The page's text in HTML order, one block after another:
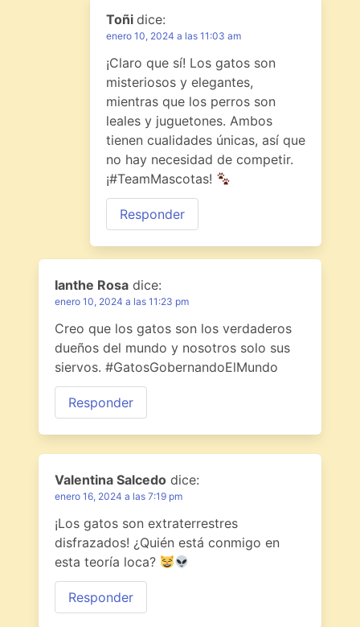
Toñi dice:
enero 10, 2024 a las 11:03 am
¡Claro que sí! Los gatos son
misteriosos y elegantes,
mientras que los perros son
leales y juguetones. Ambos
tienen cualidades únicas, así que
no hay necesidad de competir.
¡#TeamMascotas!
Responder
Ianthe Rosa dice:
enero 10, 2024 a las 11:23 pm
Creo que los gatos son los verdaderos
dueños del mundo y nosotros solo sus
siervos. #GatosGobernandoElMundo
Responder
Valentina Salcedo dice:
enero 16, 2024 a las 7:19 pm
¡Los gatos son extraterrestres
disfrazados! ¿Quién está conmigo en
esta teoría loca?
Responder